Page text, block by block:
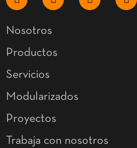
Nosotros
Productos
Servicios
Modularizados
Proyectos
Trabaja con nosotros